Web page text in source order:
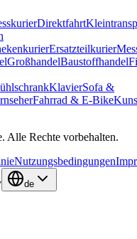
Direktfahrt
Ersatzteilkurier
GroßhandelBaustoffhandel
KlavierSofa &
Fahrrad & E-Bike
Alle Rechte vorbehalten.
Nutzungsbedingungen
de